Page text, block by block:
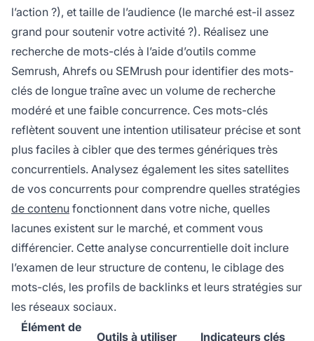
l’action ?), et taille de l’audience (le marché est-il assez
grand pour soutenir votre activité ?). Réalisez une
recherche de mots-clés à l’aide d’outils comme
Semrush, Ahrefs ou SEMrush pour identifier des mots-
clés de longue traîne avec un volume de recherche
modéré et une faible concurrence. Ces mots-clés
reflètent souvent une intention utilisateur précise et sont
plus faciles à cibler que des termes génériques très
concurrentiels. Analysez également les sites satellites
de vos concurrents pour comprendre quelles stratégies
de contenu fonctionnent dans votre niche, quelles
lacunes existent sur le marché, et comment vous
différencier. Cette analyse concurrentielle doit inclure
l’examen de leur structure de contenu, le ciblage des
mots-clés, les profils de backlinks et leurs stratégies sur
les réseaux sociaux.
Élément de
Outils à utiliser Indicateurs clés